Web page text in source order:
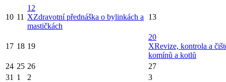
10 11
12
XZdravotní přednáška o bylinkách a
mastičkách
13
17 18 19
20
XRevize, kontrola a
komínů a kotlů
24 25 26
27
31 1 2 3